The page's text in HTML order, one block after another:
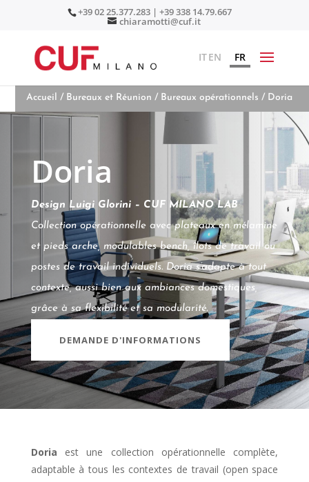
+39 02 25.377.283 | +39 338 14.79.667
chiaramotti@cuf.it
ITEN FR
Accueil / Bureaux et Réunion / Bureaux opérationnels / Doria
Doria
Design Luigi Glorini – CUF MILANO LAB
Collection opérationnelle avec plateaux en mélamine
et pieds arche, modulables bench, îlots de travail ou
postes de travail individuels. Doria s’adapte à tout
contexte, aussi bien aux ambiances domestiques,
grâce à sa flexibilité et sa modularité.
DEMANDE D'INFORMATIONS
Doria est une collection opérationnelle complète,
adaptable à tous les contextes de travail (open space